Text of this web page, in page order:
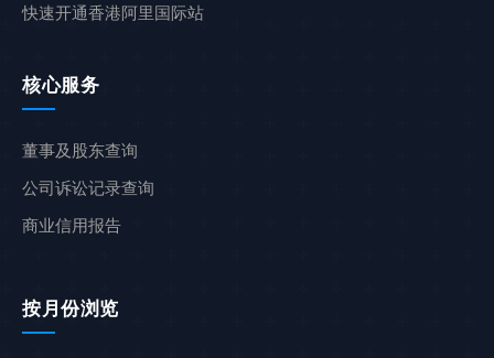
快速开通香港阿里国际站
核心服务
董事及股东查询
公司诉讼记录查询
商业信用报告
按月份浏览